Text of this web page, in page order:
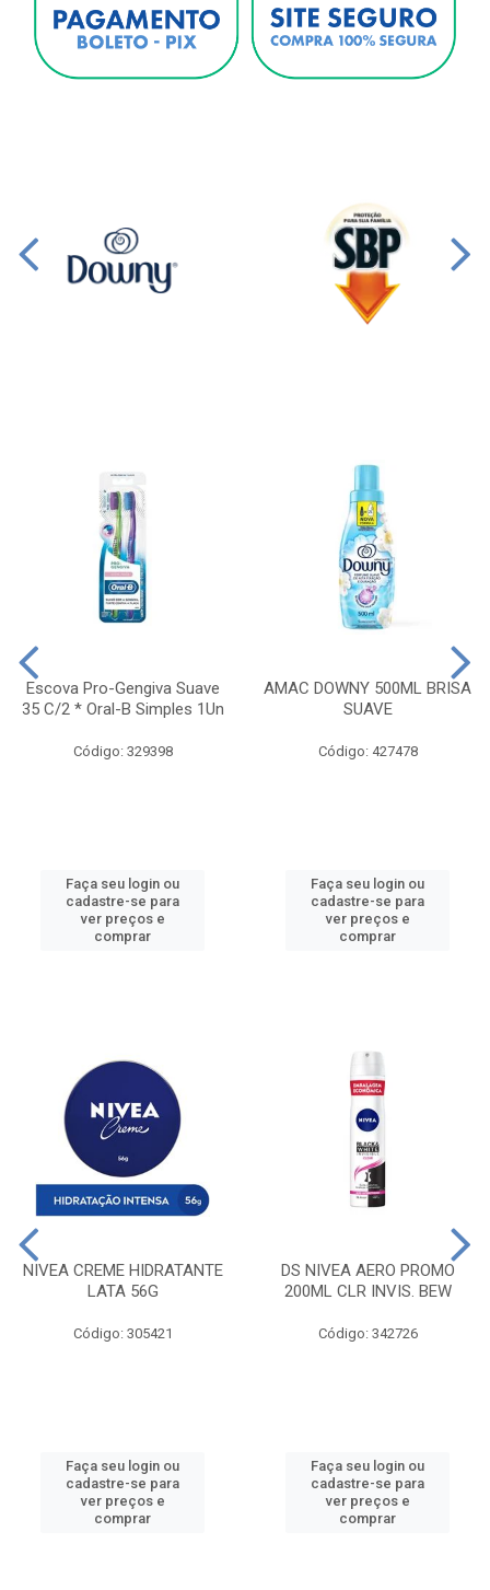
Escova Pro-Gengiva Suave
35 C/2 * Oral-B Simples 1Un
Código: 329398
Faça seu login ou
cadastre-se para
ver preços e
comprar
AMAC DOWNY 500ML BRISA
SUAVE
Código: 427478
Faça seu login ou
cadastre-se para
ver preços e
comprar
NIVEA CREME HIDRATANTE
LATA 56G
Código: 305421
Faça seu login ou
cadastre-se para
ver preços e
comprar
DS NIVEA AERO PROMO
200ML CLR INVIS. BEW
Código: 342726
Faça seu login ou
cadastre-se para
ver preços e
comprar